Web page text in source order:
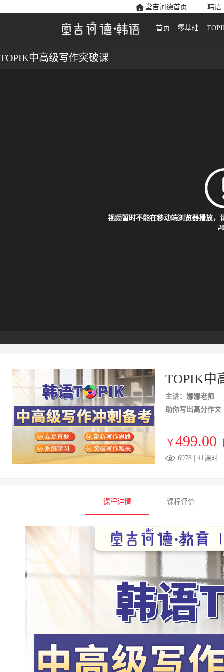
堂吉诃德首页 韩语
首页 零基础
TOPIK中高级写作突破课
视频暂时不能在移动端浏览器播放，
TOPIK中
主讲：娜娜老师
助你写出高分作文
￥499.00
6978 | 41课时
课程详情 课程评价